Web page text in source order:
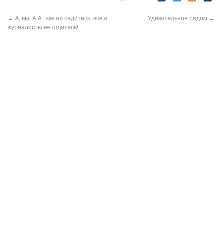
← А, вы, А.А., как ни садитесь, все в
журналисты не годитесь!
Удивительное рядом →